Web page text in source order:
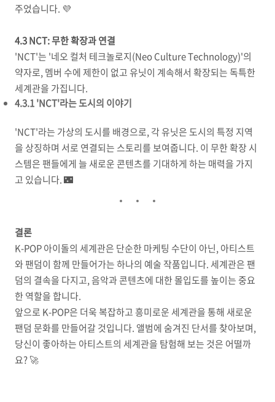
주었습니다. 💜
4.3 NCT: 무한 확장과 연결
'NCT'는 '네오 컬처 테크놀로지(Neo Culture Technology)'의
약자로, 멤버 수에 제한이 없고 유닛이 계속해서 확장되는 독특한
세계관을 가집니다.
4.3.1 'NCT'라는 도시의 이야기
'NCT'라는 가상의 도시를 배경으로, 각 유닛은 도시의 특정 지역
을 상징하며 서로 연결되는 스토리를 보여줍니다. 이 무한 확장 시
스템은 팬들에게 늘 새로운 콘텐츠를 기대하게 하는 매력을 가지
고 있습니다. 🌃
결론
K-POP 아이돌의 세계관은 단순한 마케팅 수단이 아닌, 아티스트
와 팬덤이 함께 만들어가는 하나의 예술 작품입니다. 세계관은 팬
덤의 결속을 다지고, 음악과 콘텐츠에 대한 몰입도를 높이는 중요
한 역할을 합니다.
앞으로 K-POP은 더욱 복잡하고 흥미로운 세계관을 통해 새로운
팬덤 문화를 만들어갈 것입니다. 앨범에 숨겨진 단서를 찾아보며,
당신이 좋아하는 아티스트의 세계관을 탐험해 보는 것은 어떨까
요? 🚀